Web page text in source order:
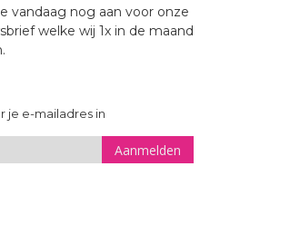
vandaag nog aan voor onze
welke wij 1x in de maand
je e-mailadres in
Aanmelden